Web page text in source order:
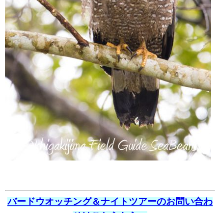
バードウオッチング＆ナイトツアーのお問い合わ